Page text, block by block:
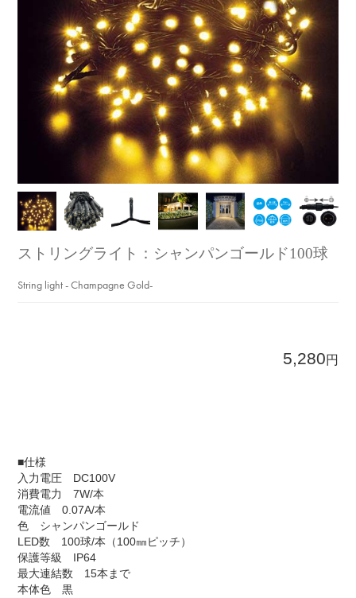
ストリングライト：シャンパンゴールド100球
String light - Champagne Gold-
5,280円
■仕様
入力電圧 DC100V
消費電力 7W/本
電流値 0.07A/本
色 シャンパンゴールド
LED数 100球/本（100㎜ピッチ）
保護等級 IP64
最大連結数 15本まで
本体色 黒